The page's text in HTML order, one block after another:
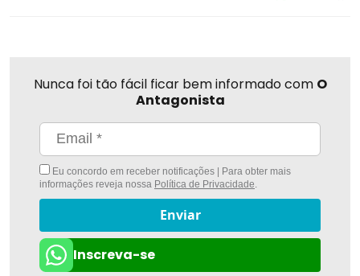
Nunca foi tão fácil ficar bem informado com O
Antagonista
Eu concordo em receber notificações | Para obter mais
informações reveja nossa Política de Privacidade.
Enviar
Inscreva-se